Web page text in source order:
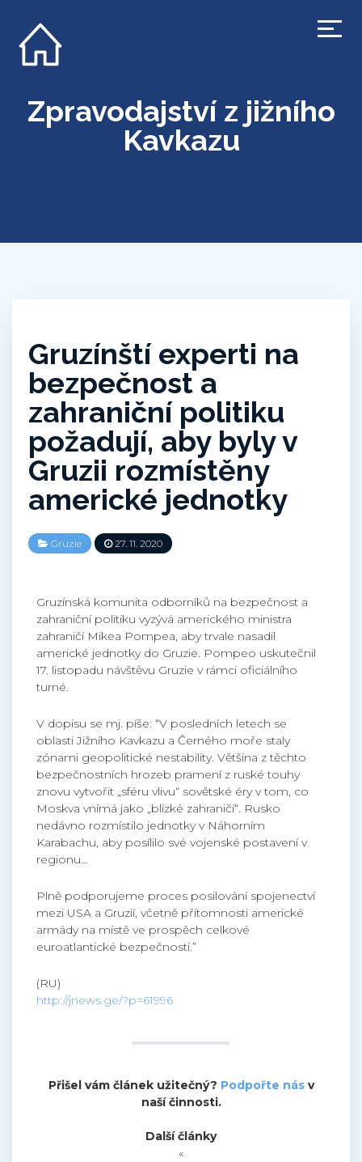
Zpravodajství z jižního
Kavkazu
Gruzínští experti na
bezpečnost a
zahraniční politiku
požadují, aby byly v
Gruzii rozmístěny
americké jednotky
Gruzie 27. 11. 2020
Gruzínská komunita odborníků na bezpečnost a
zahraniční politiku vyzývá amerického ministra
zahraničí Mikea Pompea, aby trvale nasadil
americké jednotky do Gruzie. Pompeo uskutečnil
17. listopadu návštěvu Gruzie v rámci oficiálního
turné.
V dopisu se mj. píše: “V posledních letech se
oblasti Jižního Kavkazu a Černého moře staly
zónami geopolitické nestability. Většina z těchto
bezpečnostních hrozeb pramení z ruské touhy
znovu vytvořit „sféru vlivu“ sovětské éry v tom, co
Moskva vnímá jako „blízké zahraničí“. Rusko
nedávno rozmístilo jednotky v Náhorním
Karabachu, aby posílilo své vojenské postavení v
regionu…
Plně podporujeme proces posilování spojenectví
mezi USA a Gruzií, včetně přítomnosti americké
armády na místě ve prospěch celkové
euroatlantické bezpečnosti.”
(RU)
http://jnews.ge/?p=61996
Přišel vám článek užitečný? Podpořte násv
naší činnosti.
Další články
«